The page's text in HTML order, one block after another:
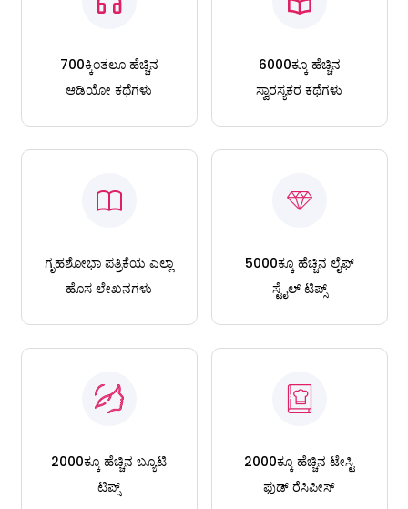
700ಕ್ಕಿಂತಲೂ ಹೆಚ್ಚಿನ
ಆಡಿಯೋ ಕಥೆಗಳು
6000ಕ್ಕೂ ಹೆಚ್ಚಿನ
ಸ್ವಾರಸ್ಯಕರ ಕಥೆಗಳು
ಗೃಹಶೋಭಾ ಪತ್ರಿಕೆಯ ಎಲ್ಲಾ
ಹೊಸ ಲೇಖನಗಳು
5000ಕ್ಕೂ ಹೆಚ್ಚಿನ ಲೈಫ್
ಸ್ಟೈಲ್ ಟಿಪ್ಸ್
2000ಕ್ಕೂ ಹೆಚ್ಚಿನ ಬ್ಯೂಟಿ
ಟಿಪ್ಸ್
2000ಕ್ಕೂ ಹೆಚ್ಚಿನ ಟೇಸ್ಟಿ
ಫುಡ್ ರೆಸಿಪೀಸ್